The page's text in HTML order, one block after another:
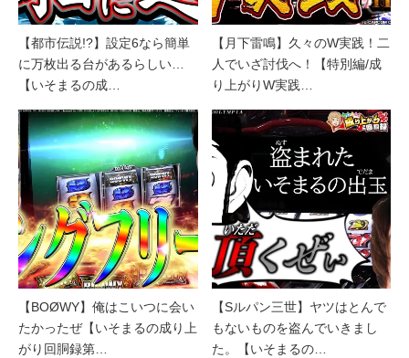
【都市伝説!?】設定6なら簡単
に万枚出る台があるらしい…
【いそまるの成…
【月下雷鳴】久々のW実践！二
人でいざ討伐へ！【特別編/成
り上がりW実践…
【BOØWY】俺はこいつに会い
たかったぜ【いそまるの成り上
がり回胴録第…
【Sルパン三世】ヤツはとんで
もないものを盗んでいきまし
た。【いそまるの…